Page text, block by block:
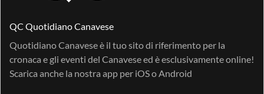
QC Quotidiano Canavese
Quotidiano Canavese è il tuo sito di riferimento per la
cronaca e gli eventi del Canavese ed è esclusivamente online!
Scarica anche la nostra app per iOSoAndroid